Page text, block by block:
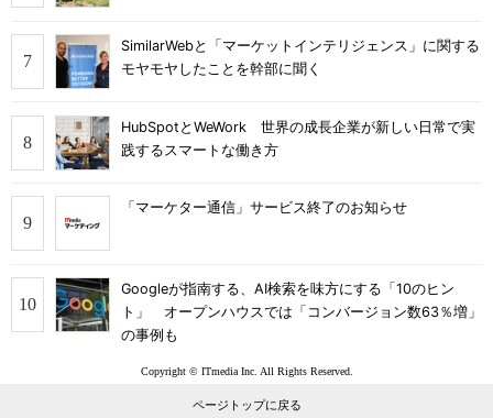
SimilarWebと「マーケットインテリジェンス」に関する
モヤモヤしたことを幹部に聞く
HubSpotとWeWork 世界の成長企業が新しい日常で実
践するスマートな働き方
「マーケター通信」サービス終了のお知らせ
Googleが指南する、AI検索を味方にする「10のヒン
ト」 オープンハウスでは「コンバージョン数63％増」
の事例も
Copyright © ITmedia Inc. All Rights Reserved.
ページトップに戻る